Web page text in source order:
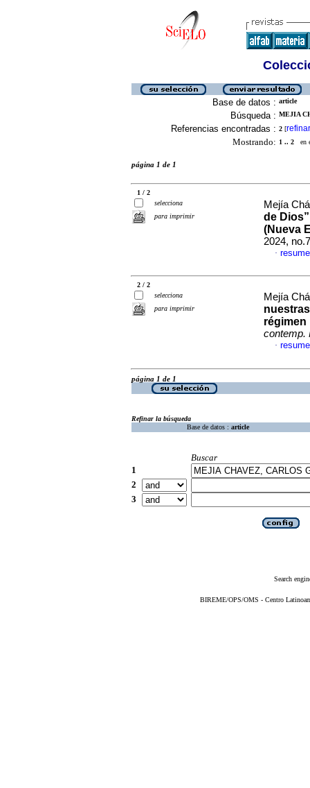
Base de datos : article
Búsqueda : MEJIA
Referencias encontradas : 2 [refinar
Mostrando: 1 .. 2 en
página 1 de 1
1 / 2
selecciona
para imprimir
Mejía
de
(Nueva
2024,
·
2 / 2
selecciona
para imprimir
Mejía
régimen
contemp.
·
página 1 de 1
Refinar la búsqueda
Base de datos : article
Buscar
1
2
3
Search
BIREME/OPS/OMS - Centro